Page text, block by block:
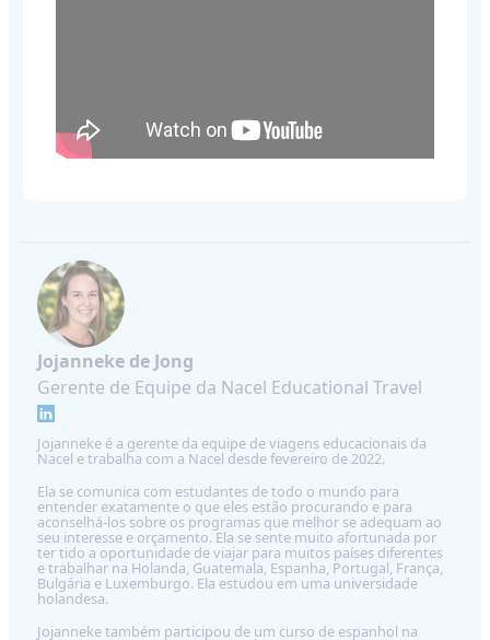
Jojanneke de Jong
Gerente de Equipe da Nacel Educational Travel
Jojanneke é a gerente da equipe de viagens educacionais da
Nacel e trabalha com a Nacel desde fevereiro de 2022.
Ela se comunica com estudantes de todo o mundo para
entender exatamente o que eles estão procurando e para
aconselhá-los sobre os programas que melhor se adequam ao
seu interesse e orçamento. Ela se sente muito afortunada por
ter tido a oportunidade de viajar para muitos países diferentes
e trabalhar na Holanda, Guatemala, Espanha, Portugal, França,
Bulgária e Luxemburgo. Ela estudou em uma universidade
holandesa.
Jojanneke também participou de um curso de espanhol na